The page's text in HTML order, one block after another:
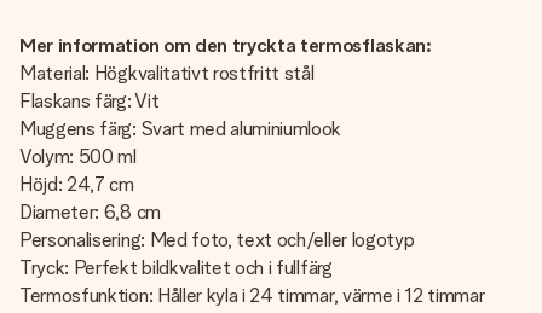
Mer information om den tryckta termosflaskan:
Material: Högkvalitativt rostfritt stål
Flaskans färg: Vit
Muggens färg: Svart med aluminiumlook
Volym: 500 ml
Höjd: 24,7 cm
Diameter: 6,8 cm
Personalisering: Med foto, text och/eller logotyp
Tryck: Perfekt bildkvalitet och i fullfärg
Termosfunktion: Håller kyla i 24 timmar, värme i 12 timmar